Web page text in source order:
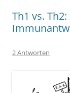
Th1 vs.
2 Antworten